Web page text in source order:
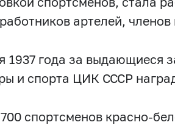
артелей,
1937 года за выдающиеся
и спорта ЦИК СССР
спортсменов красно-